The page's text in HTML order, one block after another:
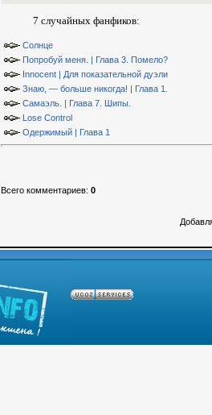
7 случайных фанфиков:
Солнце
Попробуй меня. | Глава 3. Помело?
Innocent | Для показательной дуэли
Знаю, — больше никогда! | Глава 1.
Самаэль. | Глава 7. Шипы.
Lose Control
Одержимый | Глава 1
Всего комментариев: 0